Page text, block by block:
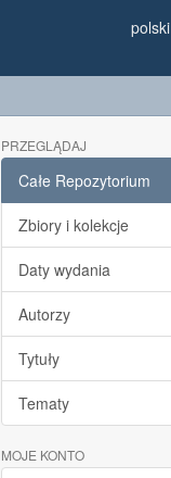
polski
PRZEGLĄDAJ
Całe Repozytorium
Zbiory i kolekcje
Daty wydania
Autorzy
Tytuły
Tematy
MOJE KONTO